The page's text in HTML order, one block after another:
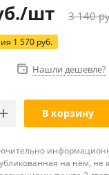
/шт 3 140
1 570 руб.
Нашли дешевле?
В корзину
на нём, не